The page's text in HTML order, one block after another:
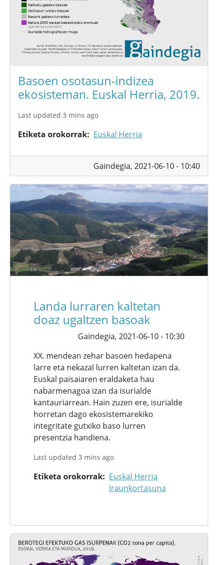
Basoen osotasun-indizea
ekosisteman. Euskal Herria, 2019.
Last updated 3 mins ago
Etiketa orokorrak Euskal Herria
Gaindegia, 2021-06-10 - 10:40
Landa lurraren kaltetan
doaz ugaltzen basoak
Gaindegia, 2021-06-10 - 10:30
XX. mendean zehar basoen hedapena
larre eta nekazal lurren kaltetan izan da.
Euskal paisaiaren eraldaketa hau
nabarmenagoa izan da isurialde
kantauriarrean. Hain zuzen ere, isurialde
horretan dago ekosistemarekiko
integritate gutxiko baso lurren
presentzia handiena.
Last updated 3 mins ago
Etiketa orokorrak
Euskal Herria
Iraunkortasuna